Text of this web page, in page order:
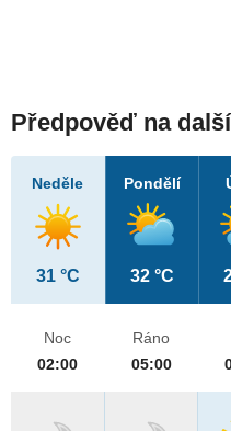
Předpověď na
Neděle
31 °C
Pondělí
32 °C
Noc
02:00
Ráno
05:00